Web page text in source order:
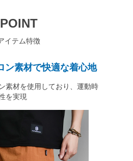
POINT
イテム特徴
ン素材で快適な着心地
素材を使用しており、運動時
を実現